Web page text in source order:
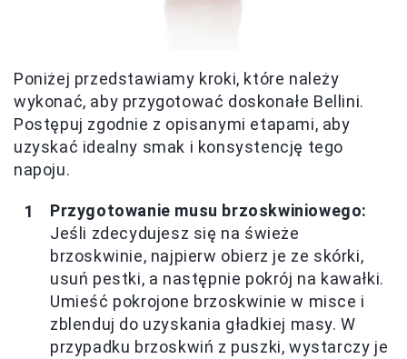
Poniżej przedstawiamy kroki, które należy
wykonać, aby przygotować doskonałe Bellini.
Postępuj zgodnie z opisanymi etapami, aby
uzyskać idealny smak i konsystencję tego
napoju.
Przygotowanie musu brzoskwiniowego:
Jeśli zdecydujesz się na świeże
brzoskwinie, najpierw obierz je ze skórki,
usuń pestki, a następnie pokrój na kawałki.
Umieść pokrojone brzoskwinie w misce i
zblenduj do uzyskania gładkiej masy. W
przypadku brzoskwiń z puszki, wystarczy je